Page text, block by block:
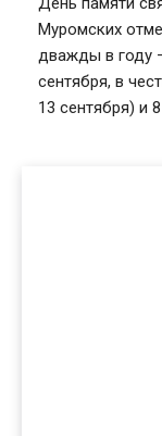
Муромских
дважды в году
сентября, в
13 сентября) и